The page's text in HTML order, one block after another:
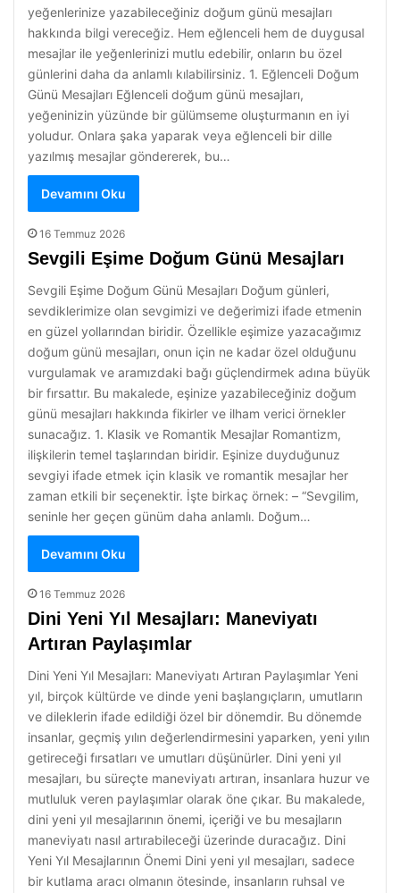
yeğenlerinize yazabileceğiniz doğum günü mesajları
hakkında bilgi vereceğiz. Hem eğlenceli hem de duygusal
mesajlar ile yeğenlerinizi mutlu edebilir, onların bu özel
günlerini daha da anlamlı kılabilirsiniz. 1. Eğlenceli Doğum
Günü Mesajları Eğlenceli doğum günü mesajları,
yeğeninizin yüzünde bir gülümseme oluşturmanın en iyi
yoludur. Onlara şaka yaparak veya eğlenceli bir dille
yazılmış mesajlar göndererek, bu…
Devamını Oku
16 Temmuz 2026
Sevgili Eşime Doğum Günü Mesajları
Sevgili Eşime Doğum Günü Mesajları Doğum günleri,
sevdiklerimize olan sevgimizi ve değerimizi ifade etmenin
en güzel yollarından biridir. Özellikle eşimize yazacağımız
doğum günü mesajları, onun için ne kadar özel olduğunu
vurgulamak ve aramızdaki bağı güçlendirmek adına büyük
bir fırsattır. Bu makalede, eşinize yazabileceğiniz doğum
günü mesajları hakkında fikirler ve ilham verici örnekler
sunacağız. 1. Klasik ve Romantik Mesajlar Romantizm,
ilişkilerin temel taşlarından biridir. Eşinize duyduğunuz
sevgiyi ifade etmek için klasik ve romantik mesajlar her
zaman etkili bir seçenektir. İşte birkaç örnek: – “Sevgilim,
seninle her geçen günüm daha anlamlı. Doğum…
Devamını Oku
16 Temmuz 2026
Dini Yeni Yıl Mesajları: Maneviyatı
Artıran Paylaşımlar
Dini Yeni Yıl Mesajları: Maneviyatı Artıran Paylaşımlar Yeni
yıl, birçok kültürde ve dinde yeni başlangıçların, umutların
ve dileklerin ifade edildiği özel bir dönemdir. Bu dönemde
insanlar, geçmiş yılın değerlendirmesini yaparken, yeni yılın
getireceği fırsatları ve umutları düşünürler. Dini yeni yıl
mesajları, bu süreçte maneviyatı artıran, insanlara huzur ve
mutluluk veren paylaşımlar olarak öne çıkar. Bu makalede,
dini yeni yıl mesajlarının önemi, içeriği ve bu mesajların
maneviyatı nasıl artırabileceği üzerinde duracağız. Dini
Yeni Yıl Mesajlarının Önemi Dini yeni yıl mesajları, sadece
bir kutlama aracı olmanın ötesinde, insanların ruhsal ve